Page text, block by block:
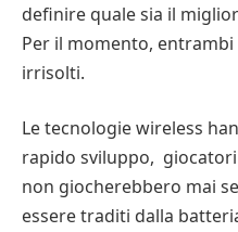
definire quale sia il
Per il momento,
irrisolti.
Le tecnologie wireless
rapido sviluppo,
non giocherebbero mai
essere traditi dalla